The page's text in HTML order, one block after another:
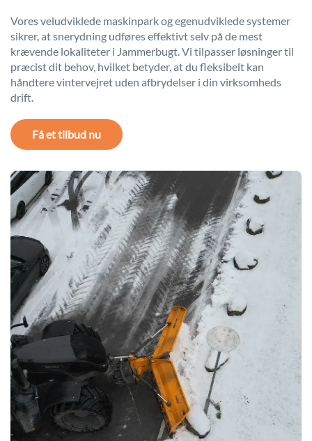
Vores veludviklede maskinpark og egenudviklede systemer
sikrer, at snerydning udføres effektivt selv på de mest
krævende lokaliteter i Jammerbugt. Vi tilpasser løsninger til
præcist dit behov, hvilket betyder, at du fleksibelt kan
håndtere vintervejret uden afbrydelser i din virksomheds
drift.
Få et tilbud nu